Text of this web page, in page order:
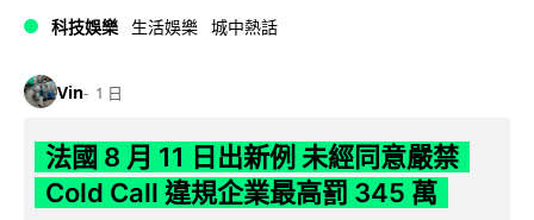
科技娛樂 生活娛樂 城中熱話
Vin 1 日
法國 8 月 11 日出新例 未經同意嚴禁
Cold Call 違規企業最高罰 345 萬